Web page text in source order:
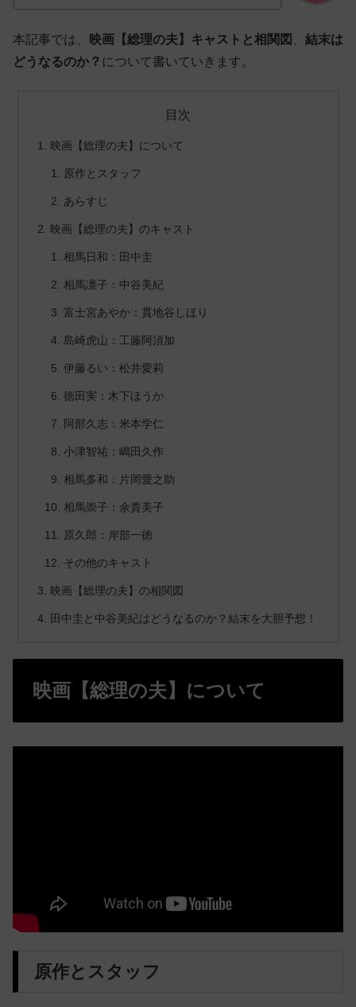
本記事では、 映画【総理の夫】キャストと相関図
結末は
どうなるのか？ について書いていきます。
目次
映画【総理の夫】について
原作とスタッフ
あらすじ
映画【総理の夫】のキャスト
相馬日和：田中圭
相馬凛子：中谷美紀
富士宮あやか：貫地谷しほり
島崎虎山：工藤阿須加
伊藤るい：松井愛莉
徳田実：木下ほうか
阿部久志：米本学仁
小津智祐：嶋田久作
相馬多和：片岡愛之助
相馬崇子：余貴美子
原久郎：岸部一徳
その他のキャスト
映画【総理の夫】の相関図
田中圭と中谷美紀はどうなるのか？結末を大胆予想！
映画【総理の夫】について
原作とスタッフ